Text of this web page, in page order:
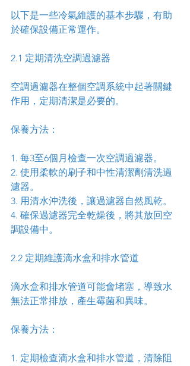
以下是一些冷氣維護的基本步驟，有助
於確保設備正常運作。
2.1 定期清洗空調過濾器
空調過濾器在整個空調系統中起著關鍵
作用，定期清潔是必要的。
保養方法：
1. 每3至6個月檢查一次空調過濾器。
2. 使用柔軟的刷子和中性清潔劑清洗過
濾器。
3. 用清水沖洗後，讓過濾器自然風乾。
4. 確保過濾器完全乾燥後，將其放回空
調設備中。
2.2 定期維護滴水盒和排水管道
滴水盒和排水管道可能會堵塞，導致水
無法正常排放，產生霉菌和異味。
保養方法：
1. 定期檢查滴水盒和排水管道，清除阻